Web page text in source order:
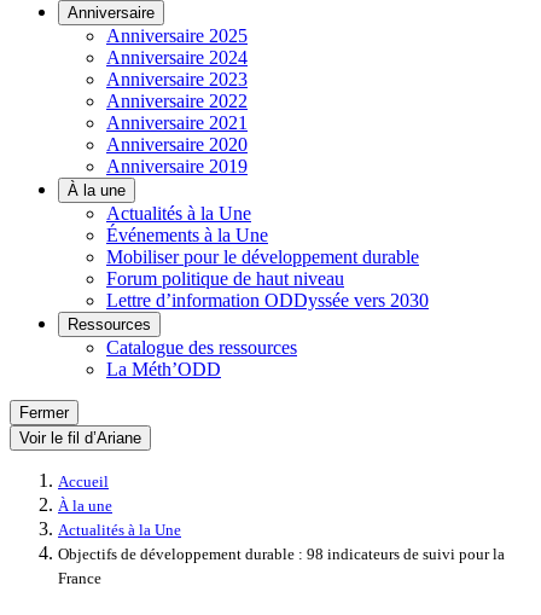
Anniversaire
Anniversaire 2025
Anniversaire 2024
Anniversaire 2023
Anniversaire 2022
Anniversaire 2021
Anniversaire 2020
Anniversaire 2019
À la une
Actualités à la Une
Événements à la Une
Mobiliser pour le développement durable
Forum politique de haut niveau
Lettre d’information ODDyssée vers 2030
Ressources
Catalogue des ressources
La Méth’ODD
Fermer
Voir le fil d’Ariane
Accueil
À la une
Actualités à la Une
Objectifs de développement durable : 98 indicateurs de suivi pour la
France